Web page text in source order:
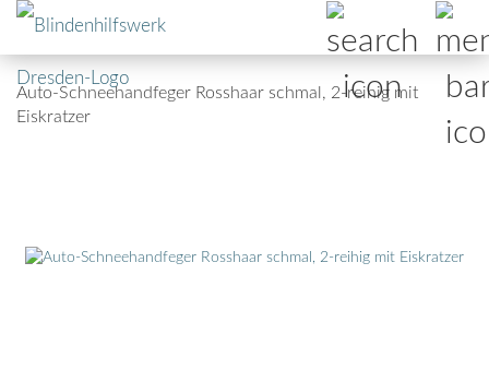
Auto-Schneehandfeger Rosshaar schmal, 2-reihig mit
Eiskratzer